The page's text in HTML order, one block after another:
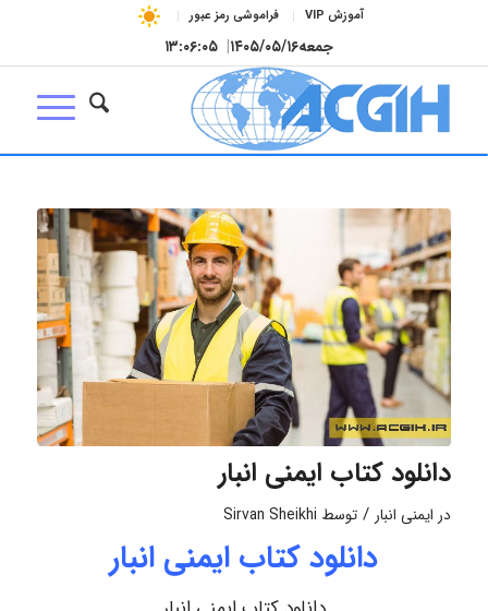
آموزش VIP فراموشی رمز عبور
جمعه۱۴۰۵/۰۵/۱۶| ۱۳:۰۶:۰۶
دانلود کتاب ایمنی انبار
در ایمنی انبار / توسط Sirvan Sheikhi
دانلود کتاب ایمنی انبار